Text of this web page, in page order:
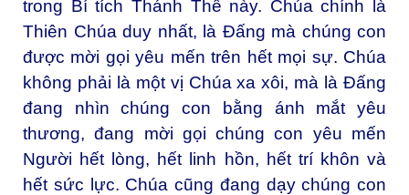
trong Bí tích Thánh Thể này. Chúa chính là
Thiên Chúa duy nhất, là Đấng mà chúng con
được mời gọi yêu mến trên hết mọi sự. Chúa
không phải là một vị Chúa xa xôi, mà là Đấng
đang nhìn chúng con bằng ánh mắt yêu
thương, đang mời gọi chúng con yêu mến
Người hết lòng, hết linh hồn, hết trí khôn và
hết sức lực. Chúa cũng đang dạy chúng con